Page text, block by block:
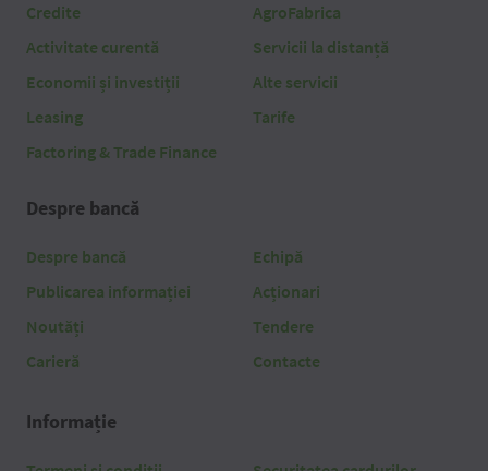
Credite
Activitate curentă
Economii și investiții
Leasing
Factoring & Trade Finance
AgroFabrica
Servicii la distanță
Alte servicii
Tarife
Despre bancă
Despre bancă
Publicarea informației
Noutăți
Carieră
Echipă
Acționari
Tendere
Contacte
Informație